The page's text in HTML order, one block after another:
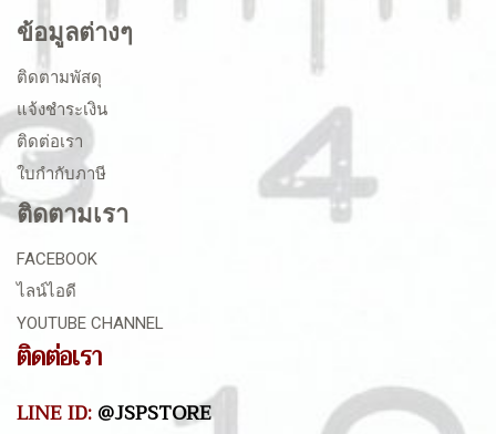
ข้อมูลต่างๆ
ติดตามพัสดุ
แจ้งชำระเงิน
ติดต่อเรา
ใบกำกับภาษี
ติดตามเรา
FACEBOOK
ไลน์ไอดี
YOUTUBE CHANNEL
ติดต่อเรา
LINE ID:@JSPSTORE